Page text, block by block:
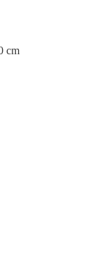
cm